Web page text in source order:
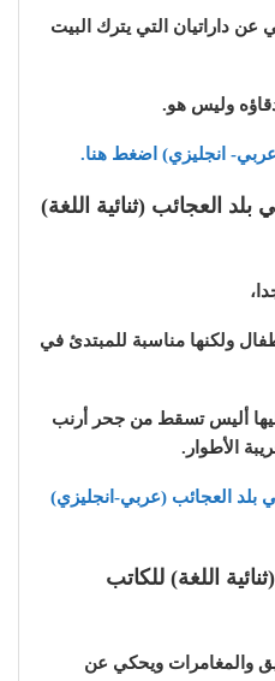
عن داراتيان التي يترك البيت
وليس هو.
(عربي- انجليزي) اضغط هنا.
العجائب (ثنائية اللغة)
ولكنها مناسبة للمبتدئ في
أليس تسقط من جحر أرنب
الأطوار.
بلد العجائب (عربي-انجليزي)
اللغة) للكاتب
والمغامرات ويحكي عن